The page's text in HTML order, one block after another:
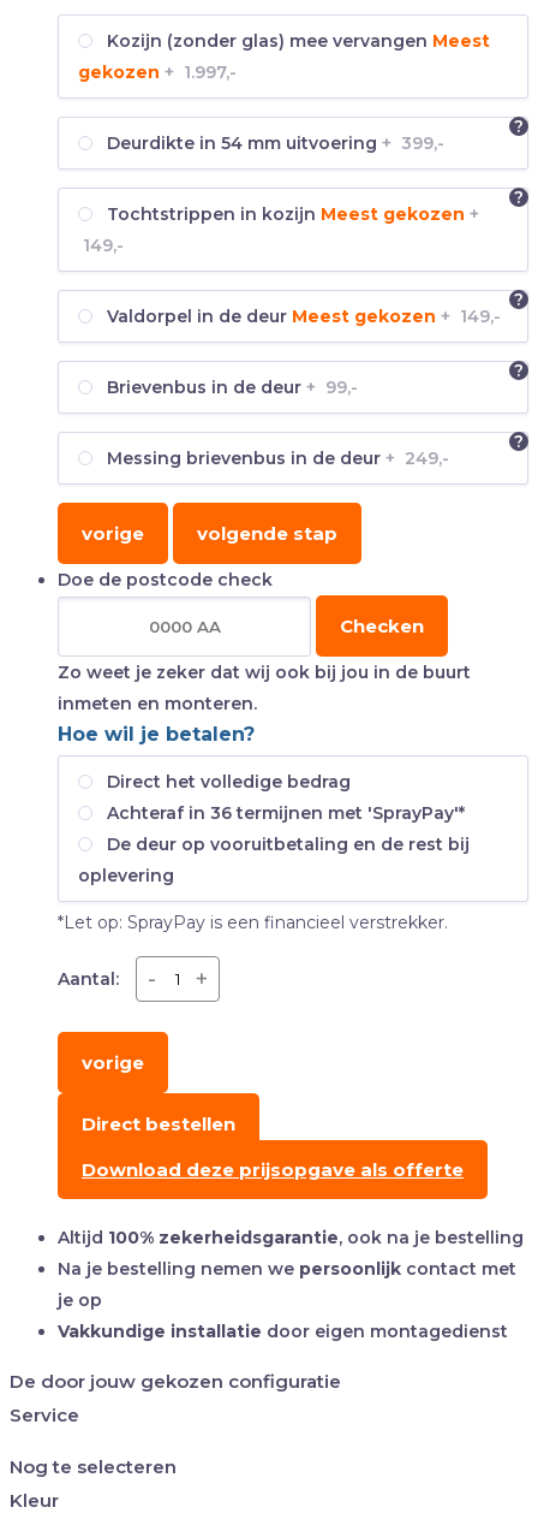
Kozijn (zonder glas) mee vervangen Meest
gekozen + 1.997,-
Deurdikte in 54 mm uitvoering + 399,-
?
Tochtstrippen in kozijn Meest gekozen +
149,-
?
Valdorpel in de deur Meest gekozen + 149,-
?
Brievenbus in de deur + 99,-
?
Messing brievenbus in de deur + 249,-
?
vorige volgende stap
Doe de postcode check
Checken
Zo weet je zeker dat wij ook bij jou in de buurt
inmeten en monteren.
Hoe wil je betalen?
Direct het volledige bedrag
Achteraf in 36 termijnen met 'SprayPay'*
De deur op vooruitbetaling en de rest bij
oplevering
*Let op: SprayPay is een financieel verstrekker.
Aantal: - +
vorige
Direct bestellen
Download deze prijsopgave als offerte
Altijd 100% zekerheidsgarantie, ook na je bestelling
Na je bestelling nemen we persoonlijk contact met
je op
Vakkundige installatie door eigen montagedienst
De door jouw gekozen configuratie
Service
Nog te selecteren
Kleur